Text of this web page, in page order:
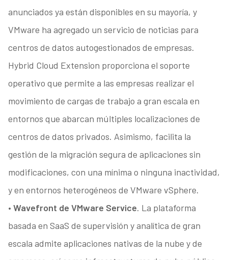
anunciados ya están disponibles en su mayoría, y
VMware ha agregado un servicio de noticias para
centros de datos autogestionados de empresas.
Hybrid Cloud Extension proporciona el soporte
operativo que permite a las empresas realizar el
movimiento de cargas de trabajo a gran escala en
entornos que abarcan múltiples localizaciones de
centros de datos privados. Asimismo, facilita la
gestión de la migración segura de aplicaciones sin
modificaciones, con una mínima o ninguna inactividad,
y en entornos heterogéneos de VMware vSphere.
• Wavefront de VMware Service. La plataforma
basada en SaaS de supervisión y analítica de gran
escala admite aplicaciones nativas de la nube y de